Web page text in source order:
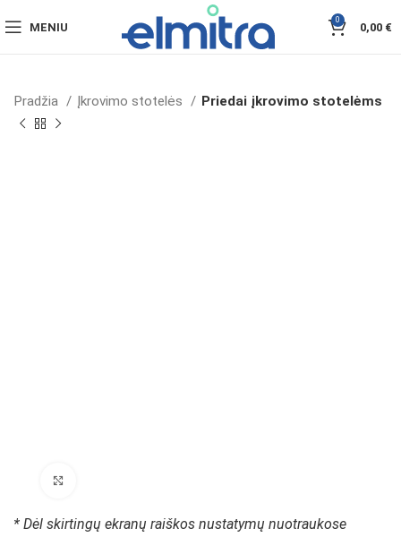
MENIU
0
0,00 €
Pradžia Įkrovimo stotelės Priedai įkrovimo stotelėms
* Dėl skirtingų ekranų raiškos nustatymų nuotraukose